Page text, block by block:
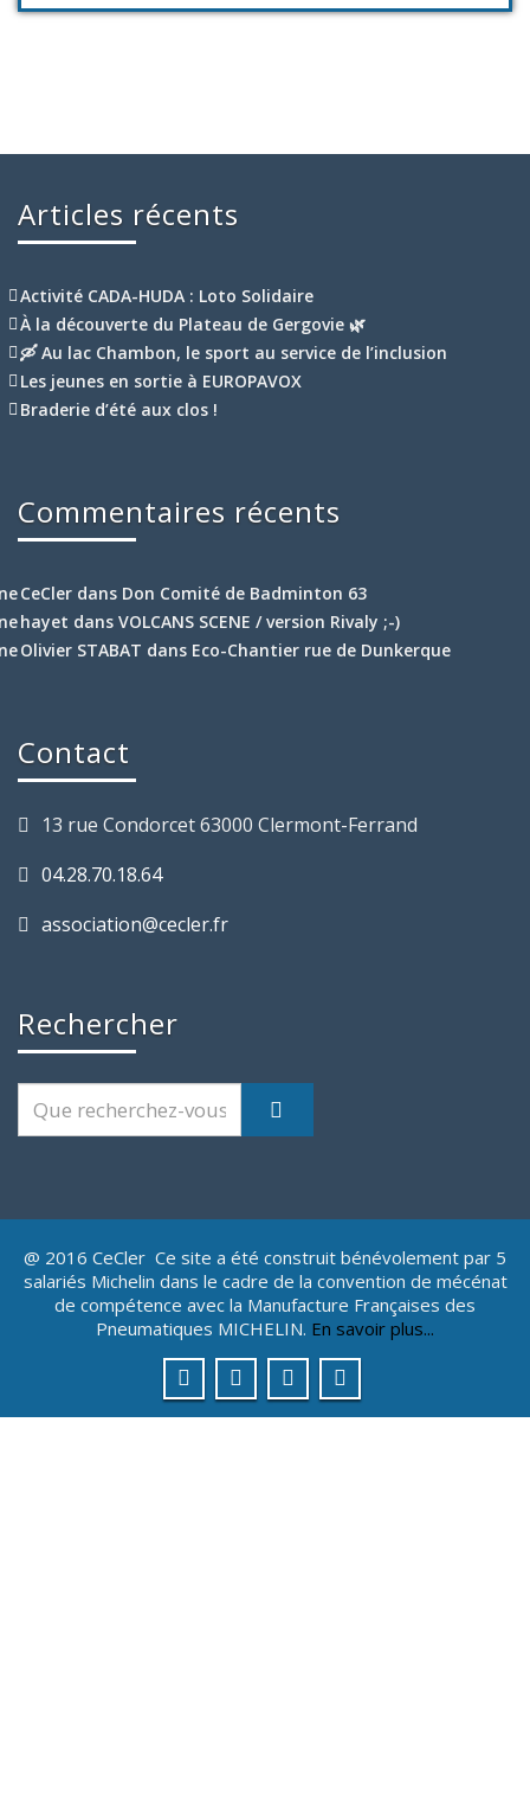
Articles récents
Activité CADA-HUDA : Loto Solidaire
À la découverte du Plateau de Gergovie 🌿
🛶 Au lac Chambon, le sport au service de l’inclusion
Les jeunes en sortie à EUROPAVOX
Braderie d’été aux clos !
Commentaires récents
CeCler dans Don Comité de Badminton 63
hayet dans VOLCANS SCENE / version Rivaly ;-)
Olivier STABAT dans Eco-Chantier rue de Dunkerque
Contact
13 rue Condorcet 63000 Clermont-Ferrand
04.28.70.18.64
association@cecler.fr
Rechercher
@ 2016 CeCler Ce site a été construit bénévolement par 5
salariés Michelin dans le cadre de la convention de mécénat
de compétence avec la Manufacture Françaises des
Pneumatiques MICHELIN. En savoir plus...